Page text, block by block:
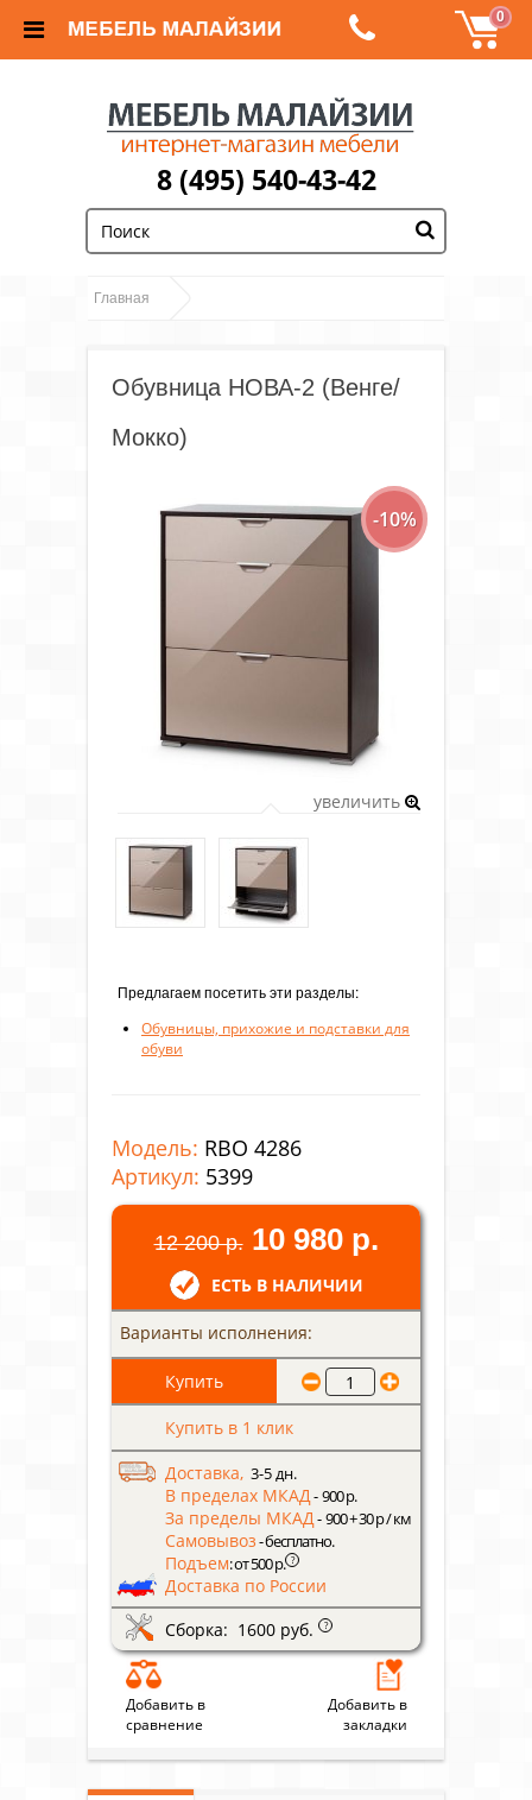
0
8 (495) 540-43-42
Главная
Обувницы Обувница НОВА-2
(Венге/ Мокко)
Обувница НОВА-2 (Венге/
Мокко)
-10%
увеличить
Предлагаем посетить эти разделы:
Обувницы, прихожие и подставки для
обуви
Модель: RBO 4286
Артикул: 5399
12 200 р. 10 980 р.
ЕСТЬ В НАЛИЧИИ
Варианты исполнения:
Купить в 1 клик
Доставка, 3-5 дн.
В пределах МКАД- 900 р.
За пределы МКАД- 900 + 30 р / км
Самовывоз- бесплатно.
Подъем: от 500 р. ?
Доставка по России
Сборка: 1600 руб.
?
Добавить в
сравнение
Добавить в
закладки